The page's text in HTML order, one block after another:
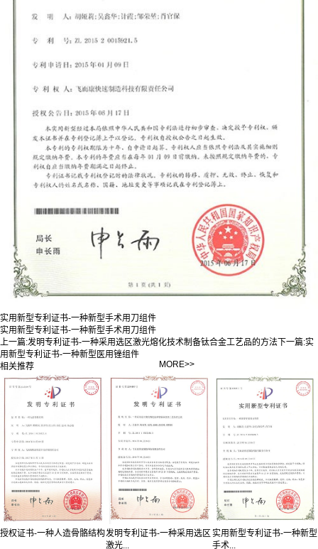
实用新型专利证书-一种新型手术用刀组件
实用新型专利证书-一种新型手术用刀组件
上一篇:发明专利证书-一种采用选区激光熔化技术制备钛合金工艺品的方法 下一篇:实
用新型专利证书-一种新型医用锉组件
相关推荐
MORE>>
授权证书-一种人造骨骼结构发明专利证书-一种采用选区
激光...
实用新型专利证书-一种新型
手术...